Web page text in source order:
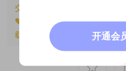
交工单处理。
🧡原文链接：https://
载请注明出处。
开通会